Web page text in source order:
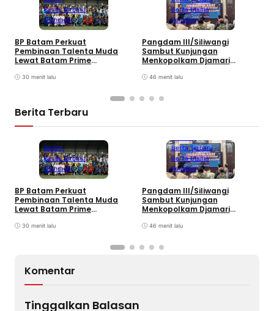
Berita Terbaru
Olahraga
BP Batam Perkuat
Pembinaan Talenta Muda
Lewat Batam Prime
Football sebagai Festival
30 menit lalu
Berita Utama
Peristiwa
Pangdam III/Siliwangi
Sambut Kunjungan
Menkopolkam Djamari
46 menit lalu
Berita Terbaru
Batam
Berita Terbaru
Olahraga
BP Batam Perkuat
Pembinaan Talenta Muda
Lewat Batam Prime
Football sebagai Festival
30 menit lalu
Berita Terbaru
Berita Utama
Peristiwa
Pangdam III/Siliwangi
Sambut Kunjungan
Menkopolkam Djamari
46 menit lalu
Komentar
Tinggalkan Balasan